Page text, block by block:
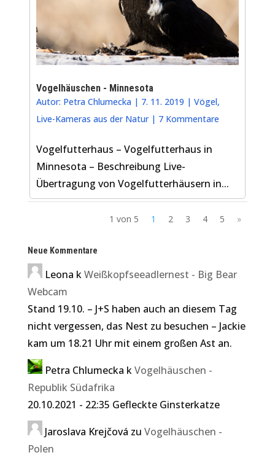
Vogelhäuschen - Minnesota
Autor: Petra Chlumecka | 7. 11. 2019 |Vögel,
Live-Kameras aus der Natur| 7 Kommentare
Vogelfutterhaus – Vogelfutterhaus in
Minnesota – Beschreibung Live-
Übertragung von Vogelfutterhäusern in...
1 von 5 1 2 3 4 5 »
Neue Kommentare
Leona kWeißkopfseeadlernest - Big Bear
Webcam
Stand 19.10. – J+S haben auch an diesem Tag
nicht vergessen, das Nest zu besuchen – Jackie
kam um 18.21 Uhr mit einem großen Ast an.
Petra Chlumecka kVogelhäuschen -
Republik Südafrika
20.10.2021 - 22:35 Gefleckte Ginsterkatze
Jaroslava Krejčová zu Vogelhäuschen -
Polen